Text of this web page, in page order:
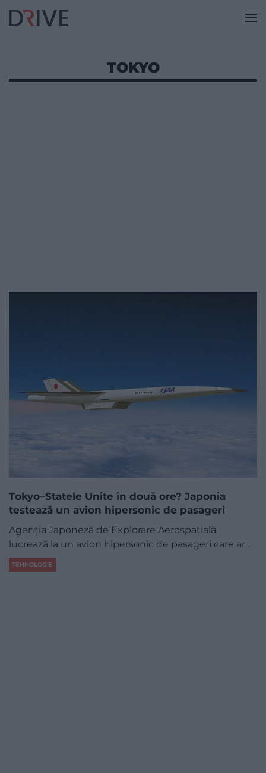
TOKYO
Tokyo–Statele Unite în două ore? Japonia
testează un avion hipersonic de pasageri
Agenția Japoneză de Explorare Aerospațială
lucrează la un avion hipersonic de pasageri care ar…
TEHNOLOGIE